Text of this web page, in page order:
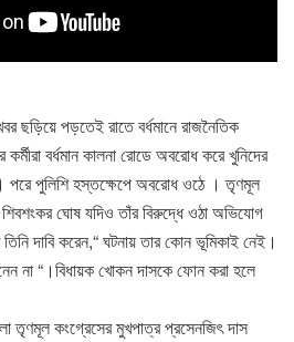
ছড়িয়ে পড়তেই রাতে বর্ধমানে রাজনৈতিক
বর্ধমান কালনা রোডে অবরোধ করে খুনিদের
। পরে পুলিশি হস্তক্ষেপে অবরোধ ওঠে । তৃণমূল
ঘোষ যদিও তাঁর বিরুদ্ধে ওঠা অভিযোগ
দাবি করেন,“ ঘটনায় তার কোন ভূমিকাই নেই।
না “।বিধায়ক খোকন দাসকে ফোন করা হলে
তৃণমূল কংগ্রেসের মুখপাত্র প্রসেনজিৎ দাস